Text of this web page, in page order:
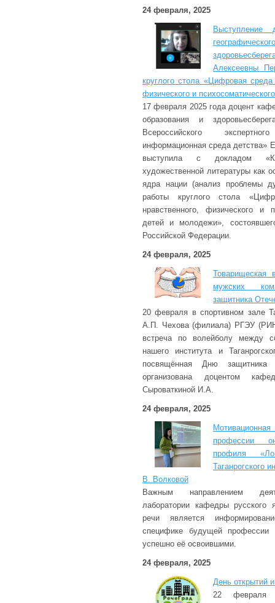
24 февраля, 2025
Выступление
Алексеевны
круглого стола «Цифровая среда
физического и
17 февраля 2025 года доцент
образования и
Всероссийского
информационная среда детства»
выступила с докладом
художественной литературы как
ядра нации (анализ проблемы
работы круглого стола
нравственного, физического и
детей и молодежи»,
Российской Федерации.
24 февраля, 2025
Товарищеская
мужских
защитника
20 февраля в спортивном зале
А.П. Чехова (филиала) РГЭУ
встреча по волейболу между
нашего института и
посвящённая Дню защитника
организована доцентом
Сыроваткиной И.А.
24 февраля, 2025
профессии
профиля
Таганрогского
В. Волковой
Важным направлением
лаборатории кафедры русского
речи является
специфике будущей профессии
успешно её освоившими.
24 февраля, 2025
День открытий
22 февраля